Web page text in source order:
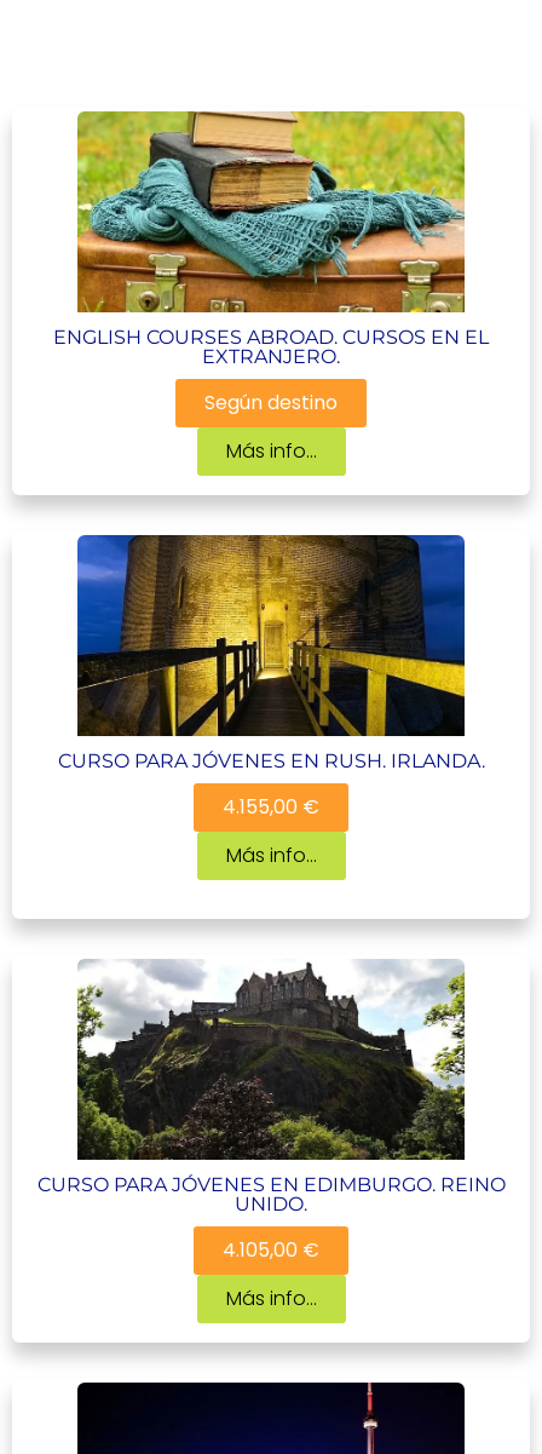
ENGLISH COURSES ABROAD. CURSOS EN EL
EXTRANJERO.
Según destino
Más info...
CURSO PARA JÓVENES EN RUSH. IRLANDA.
4.155,00 €
Más info...
CURSO PARA JÓVENES EN EDIMBURGO. REINO
UNIDO.
4.105,00 €
Más info...